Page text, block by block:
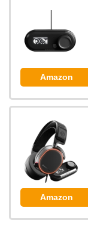
Amazon
Amazon